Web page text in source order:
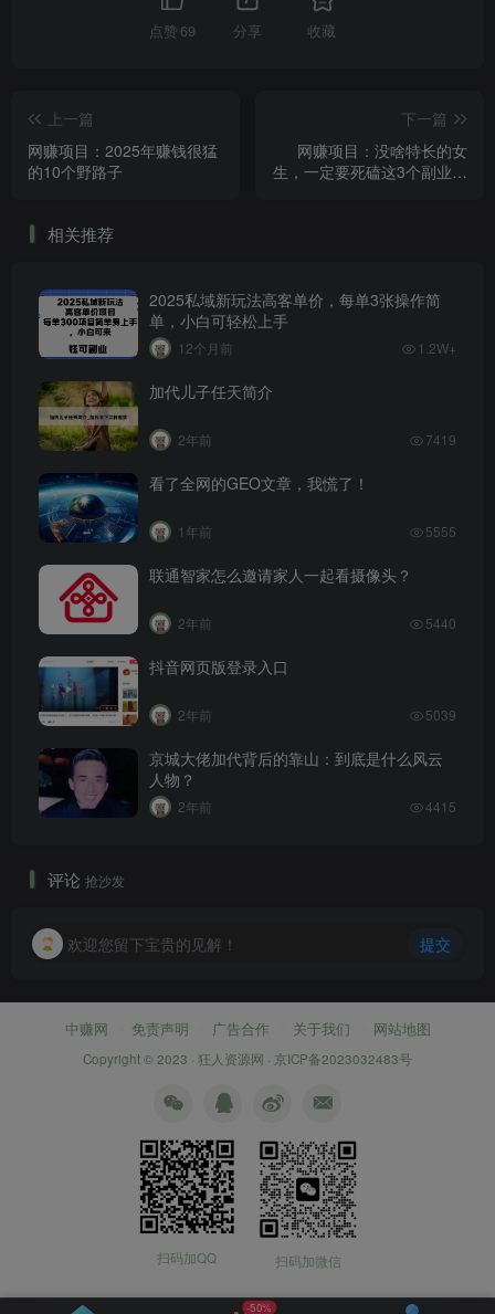
点赞 69 分享 收藏
上一篇
网赚项目：2025年赚钱很猛
的10个野路子
下一篇
网赚项目：没啥特长的女
生，一定要死磕这3个副业，
相关推荐
2025私域新玩法高客单价，每单3张操作简
单，小白可轻松上手
12个月前 1.2W+
加代儿子任天简介
2年前 7419
看了全网的GEO文章，我慌了！
1年前 5555
联通智家怎么邀请家人一起看摄像头？
2年前 5440
抖音网页版登录入口
2年前 5039
京城大佬加代背后的靠山：到底是什么风云
人物？
2年前 4415
评论 抢沙发
欢迎您留下宝贵的见解！ 提交
中赚网 免责声明 广告合作 关于我们 网站地图
Copyright © 2023 · 狂人资源网 · 京ICP备2023032483号
扫码加QQ 扫码加微信
-50%